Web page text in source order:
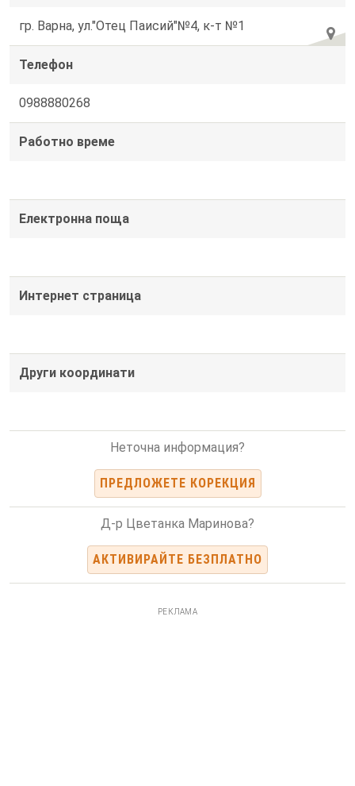
гр. Варна, ул."Отец Паисий"№4, к-т №1
Телефон
0988880268
Работно време
Електронна поща
Интернет страница
Други координати
Неточна информация?
ПРЕДЛОЖЕТЕ КОРЕКЦИЯ
Д-р Цветанка Маринова?
АКТИВИРАЙТЕ БЕЗПЛАТНО
РЕКЛАМА